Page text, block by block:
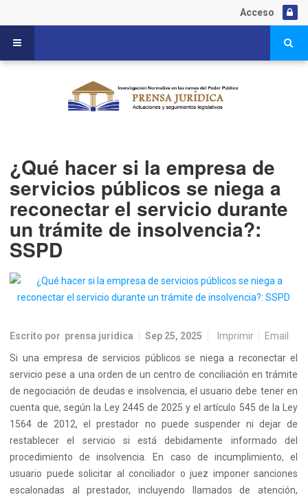
Acceso
¿Qué hacer si la empresa de
servicios públicos se niega a
reconectar el servicio durante
un trámite de insolvencia?:
SSPD
Escrito por prensa juridica Sep 25, 2025 Imprimir Email
Si una empresa de servicios públicos se niega a reconectar el
servicio pese a una orden de un centro de conciliación en trámite
de negociación de deudas e insolvencia, el usuario debe tener en
cuenta que, según la Ley 2445 de 2025 y el artículo 545 de la Ley
1564 de 2012, el prestador no puede suspender ni dejar de
restablecer el servicio si está debidamente informado del
procedimiento de insolvencia. En caso de incumplimiento, el
usuario puede solicitar al conciliador o juez imponer sanciones
escalonadas al prestador, incluyendo llamados de atención,